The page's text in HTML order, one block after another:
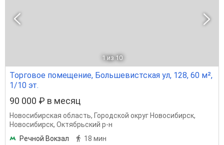
1 из 10
Торговое помещение, Большевистская ул, 128, 60 м²,
1/10 эт.
90 000 ₽ в месяц
Новосибирская область, Городской округ Новосибирск,
Новосибирск, Октябрьский р-н
Речной Вокзал
18 мин